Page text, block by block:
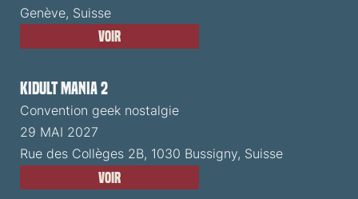
Genève, Suisse
Voir
Kidult Mania 2
Convention geek nostalgie
29 MAI 2027
Rue des Collèges 2B, 1030 Bussigny, Suisse
Voir